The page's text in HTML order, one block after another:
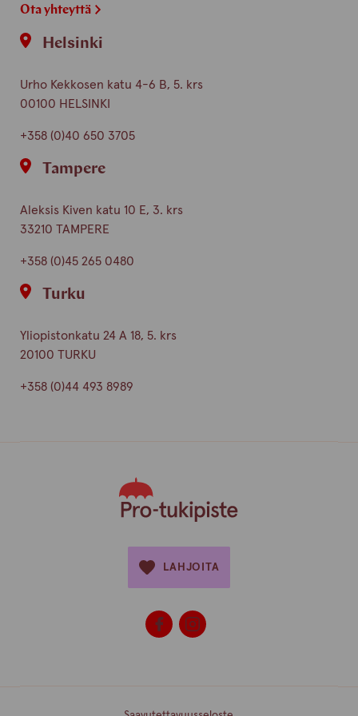
Ota yhteyttä
Helsinki
Urho Kekkosen katu 4-6 B, 5. krs
00100 HELSINKI
+358 (0)40 650 3705
Tampere
Aleksis Kiven katu 10 E, 3. krs
33210 TAMPERE
+358 (0)45 265 0480
Turku
Yliopistonkatu 24 A 18, 5. krs
20100 TURKU
+358 (0)44 493 8989
LAHJOITA